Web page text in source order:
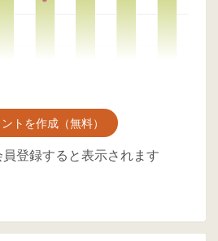
トを作成（無料）
登録すると表示されます